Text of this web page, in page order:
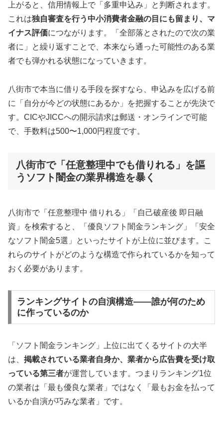
上がると、信用情報上で「多重申込み」と判断されます。
これは独自審査を行う中小消費者金融の目にも留まり、マ
イナス評価につながります。「全部落とされたので次の業
者に」と繰り返すことで、本来なら通った可能性のある業
者でも弾かれる状態になっていきます。
八街市で本当に借りる手段を探すなら、申込みを広げる前
に「自分が今どの状態にあるか」を把握することが先決で
す。CICやJICCへの開示請求は郵送・オンラインで可能
で、手数料は500〜1,000円程度です。
八街市で「任意整理中でも借りれる」を謳
うソフト闇金の業界構造を暴く
八街市で「任意整理中 借りれる」「自己破産後 即日融
資」を検索すると、「優良ソフト闇金ランキング」「安全
なソフト闇金5選」といったサイトが上位に並びます。こ
れらのサイトがどのような構造で作られているかを知って
おく必要があります。
ランキングサイトの自演構造——誰が何のため
に作っているのか
「ソフト闇金ランキング」上位に出てくるサイトの大半
は、 掲載されている業者自身か、業者から広告費を受け取
っている第三者が運営しています。つまりランキング1位
の業者は「最も優良な業者」ではなく「最もお金を払って
いるか自演が巧みな業者」です。